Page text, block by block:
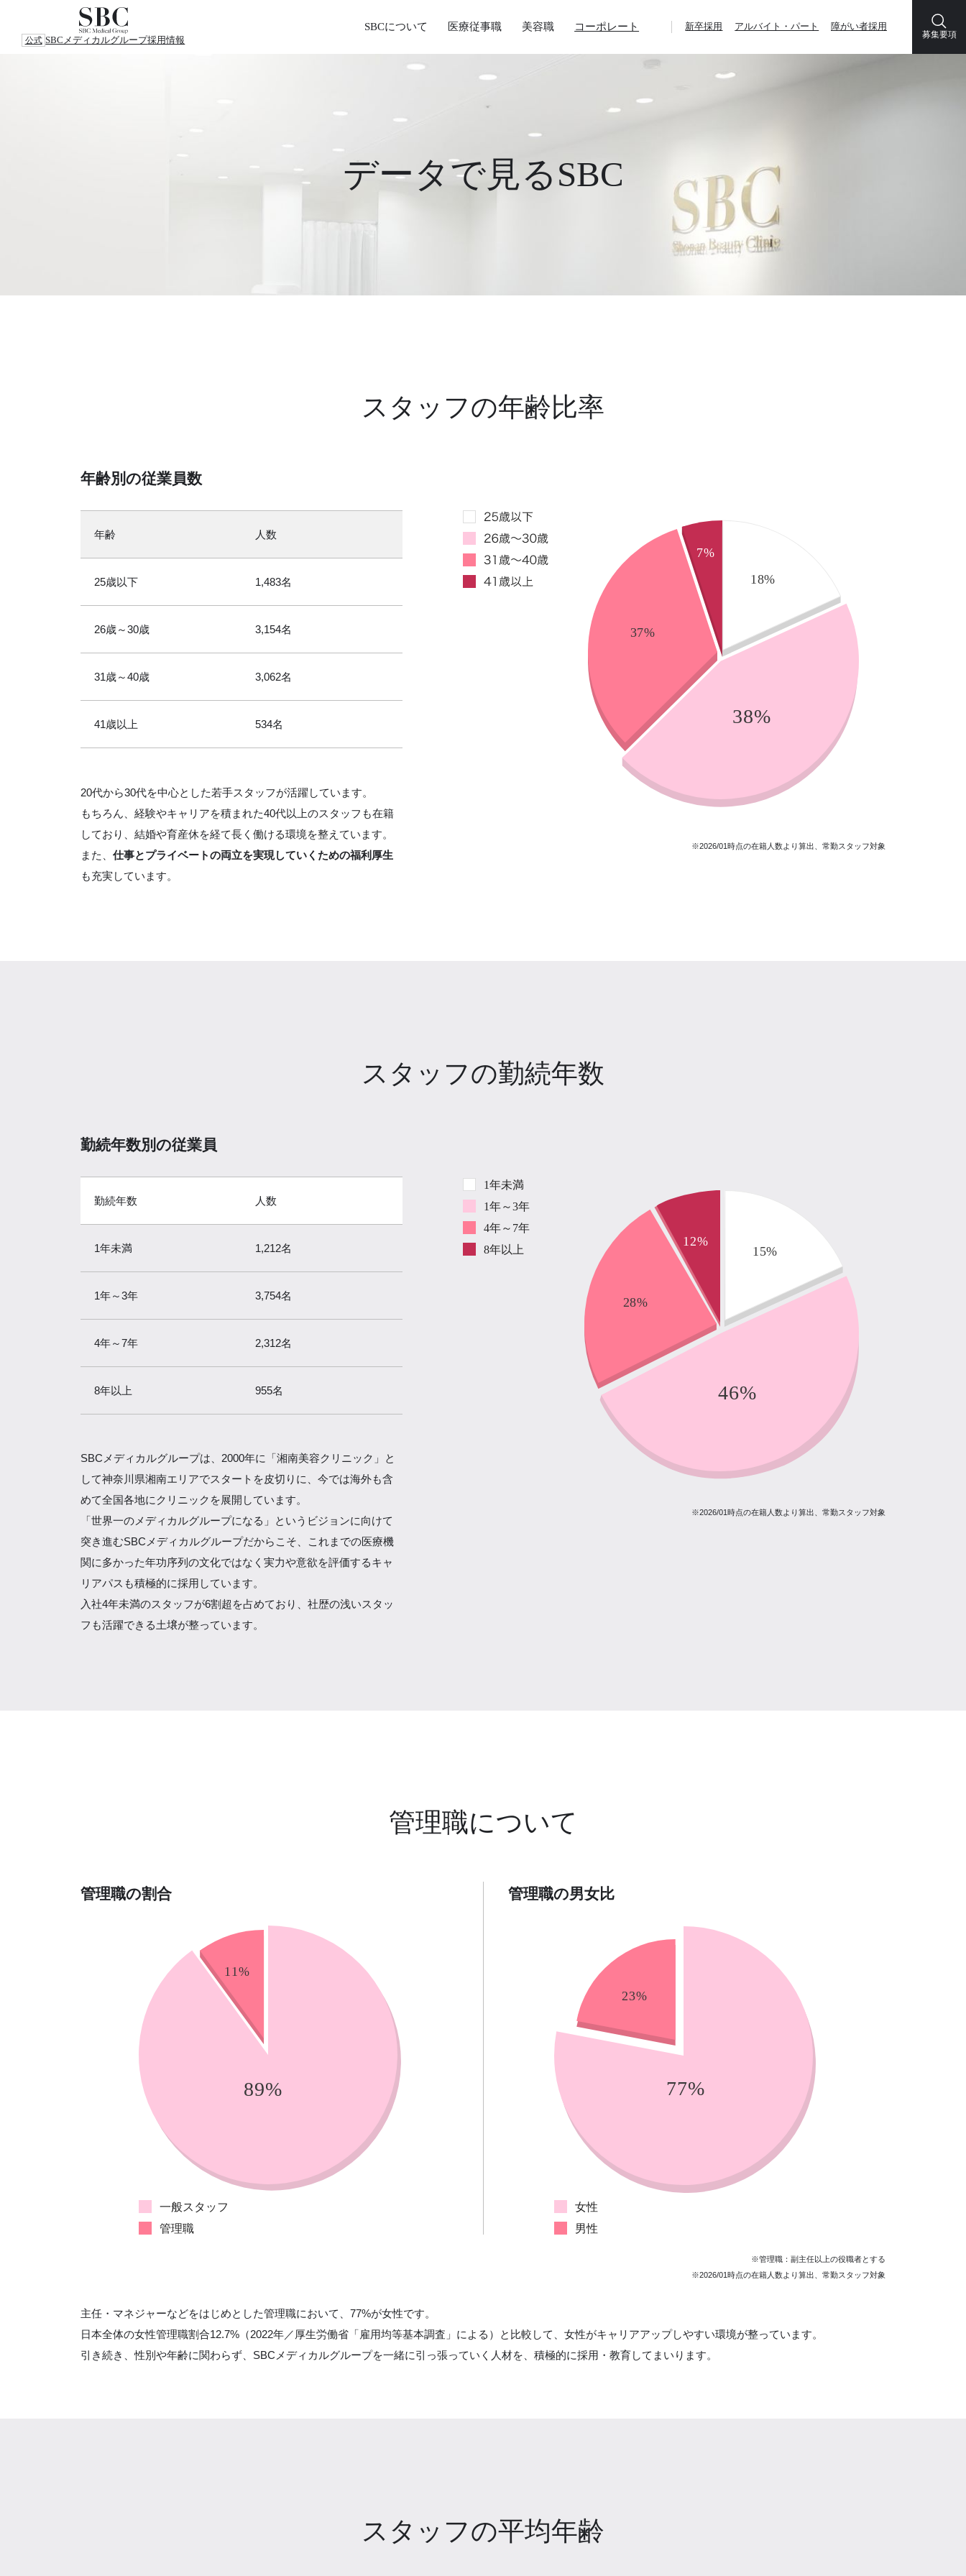
公式 SBCメディカルグループ採用情報
SBCについて 医療従事職 美容職 コーポレート 新卒採用 アルバイト・パート 障がい者採用
募集要項
データで見るSBC
スタッフの年齢比率
年齢別の従業員数
年齢 人数
25歳以下 1,483名
26歳～30歳 3,154名
31歳～40歳 3,062名
41歳以上 534名
20代から30代を中心とした若手スタッフが活躍しています。
もちろん、経験やキャリアを積まれた40代以上のスタッフも在籍
しており、結婚や育産休を経て長く働ける環境を整えています。
また、 仕事とプライベートの両立を実現していくための福利厚生
も充実しています。
※2026/01時点の在籍人数より算出、常勤スタッフ対象
スタッフの勤続年数
勤続年数別の従業員
勤続年数 人数
1年未満 1,212名
1年～3年 3,754名
4年～7年 2,312名
8年以上 955名
SBCメディカルグループは、2000年に「湘南美容クリニック」と
して神奈川県湘南エリアでスタートを皮切りに、今では海外も含
めて全国各地にクリニックを展開しています。
「世界一のメディカルグループになる」というビジョンに向けて
突き進むSBCメディカルグループだからこそ、これまでの医療機
関に多かった年功序列の文化ではなく実力や意欲を評価するキャ
リアパスも積極的に採用しています。
入社4年未満のスタッフが6割超を占めており、社歴の浅いスタッ
フも活躍できる土壌が整っています。
※2026/01時点の在籍人数より算出、常勤スタッフ対象
管理職について
管理職の割合 管理職の男女比
※管理職：副主任以上の役職者とする
※2026/01時点の在籍人数より算出、常勤スタッフ対象
主任・マネジャーなどをはじめとした管理職において、77%が女性です。
日本全体の女性管理職割合12.7%（2022年／厚生労働省「雇用均等基本調査」による）と比較して、女性がキャリアアップしやすい環境が整っています。
引き続き、性別や年齢に関わらず、SBCメディカルグループを一緒に引っ張っていく人材を、積極的に採用・教育してまいります。
スタッフの平均年齢